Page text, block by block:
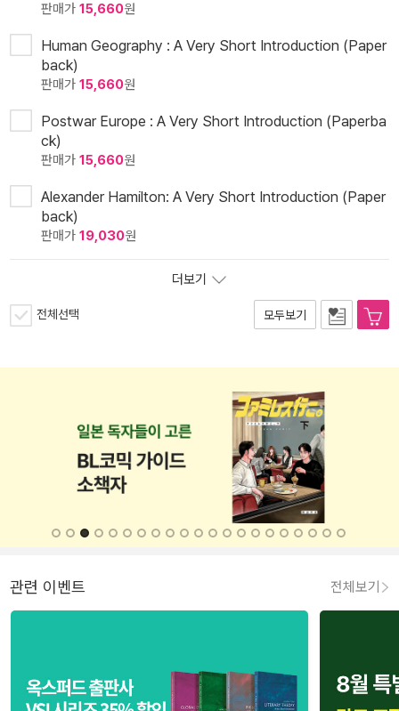
판매가 15,660원
Human Geography : A Very Short Introduction (Paper
back)
판매가 15,660원
Postwar Europe : A Very Short Introduction (Paperba
ck)
판매가 15,660원
Alexander Hamilton: A Very Short Introduction (Paper
back)
판매가 19,030원
더보기
전체선택 모두보기
관련 이벤트 전체보기